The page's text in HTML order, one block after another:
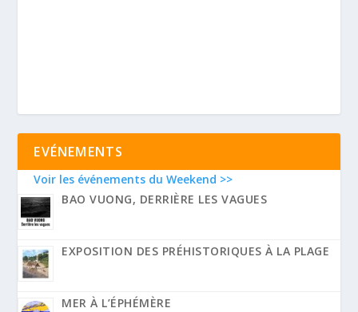
EVÉNEMENTS
Voir les événements du Weekend >>
BAO VUONG, DERRIÈRE LES VAGUES
EXPOSITION DES PRÉHISTORIQUES À LA PLAGE
MER À L’ÉPHÉMÈRE